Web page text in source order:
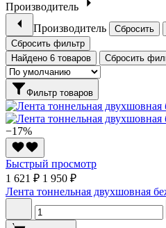
Производитель
Производитель
Сбросить
Сбросить фильтр
Найдено 6 товаров
Сбросить
Фильтр товаров
−17%
Быстрый просмотр
1 621 ₽ 1 950 ₽
Лента тоннельная двухшовная